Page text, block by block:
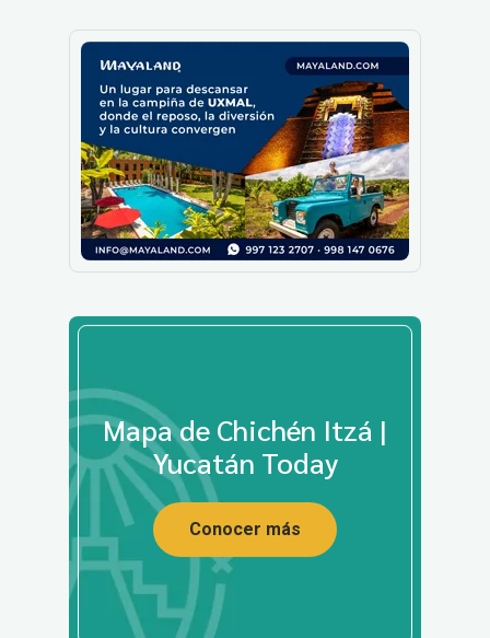
Mapa de Chichén Itzá |
Yucatán Today
Conocer más